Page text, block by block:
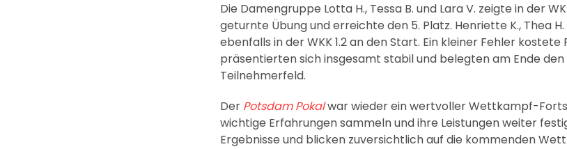
Die Damengruppe Lotta H., Tessa B. und Lara V. zeigte in der
geturnte Übung und erreichte den 5. Platz. Henriette K., Thea H.
ebenfalls in der WKK 1.2 an den Start. Ein kleiner Fehler kostete
präsentierten sich insgesamt stabil und belegten am Ende den
Teilnehmerfeld.
Der Potsdam Pokalwar wieder ein wertvoller Wettkampf-
wichtige Erfahrungen sammeln und ihre Leistungen weiter
Ergebnisse und blicken zuversichtlich auf die kommenden